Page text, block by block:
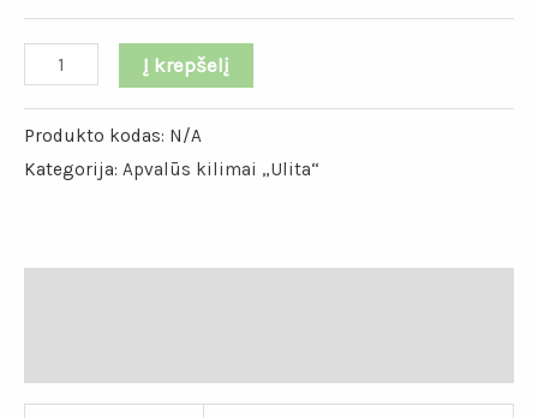
Į krepšelį
Produkto kodas: N/A
Kategorija: Apvalūs kilimai „Ulita“